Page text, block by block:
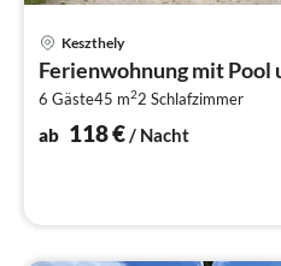
Keszthely
Ferienwohnung mit Pool
6 Gäste45 m22 Schlafzimmer
ab 118€/ Nacht